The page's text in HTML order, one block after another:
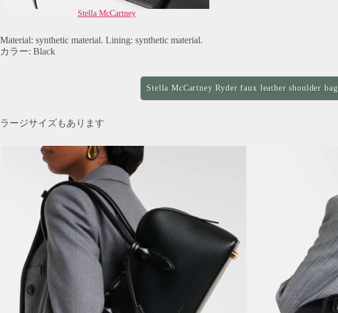
Stella McCartney
Material: synthetic material. Lining: synthetic material.
カラー: Black
Stella McCartney Ryder faux leather shoulder bag
ラージサイズもあります